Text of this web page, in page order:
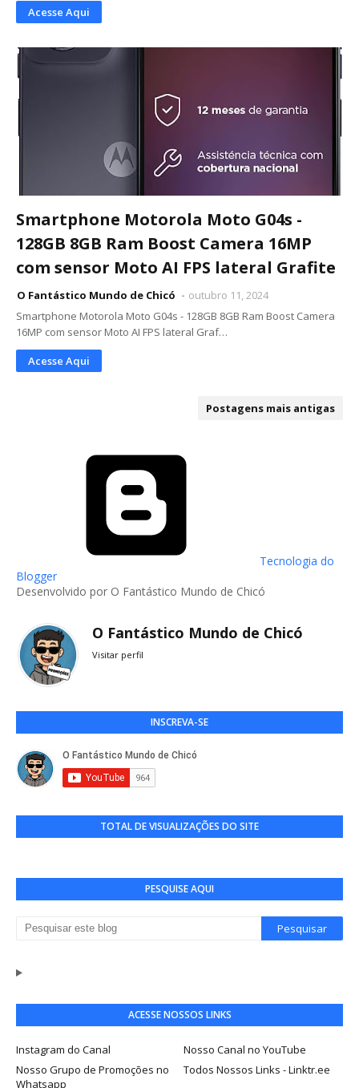
Acesse Aqui
Smartphone Motorola Moto G04s -
128GB 8GB Ram Boost Camera 16MP
com sensor Moto AI FPS lateral Grafite
O Fantástico Mundo de Chicó
outubro 11, 2024
Smartphone Motorola Moto G04s - 128GB 8GB Ram Boost Camera
16MP com sensor Moto AI FPS lateral Graf…
Acesse Aqui
Postagens mais antigas
Tecnologia do
Blogger
Desenvolvido por O Fantástico Mundo de Chicó
O Fantástico Mundo de Chicó
Visitar perfil
INSCREVA-SE
TOTAL DE VISUALIZAÇÕES DO SITE
PESQUISE AQUI
ACESSE NOSSOS LINKS
Instagram do Canal
Nosso Canal no YouTube
Nosso Grupo de Promoções no
Whatsapp
Todos Nossos Links - Linktr.ee